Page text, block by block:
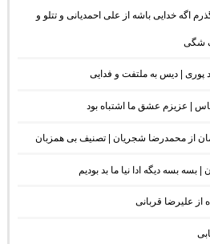
اگه خدایی باشه از علی احمدیانی و تتلو و
شگی
پوری | دیس به ملتفت و فدایی
| عزیزم عشق ما اشتباه بود
از محمدرضا شجریان | تصنیف بی همزبان
| بسه بسه دیگه ادا نیا ما بد بودیم
از علیرضا قربانی